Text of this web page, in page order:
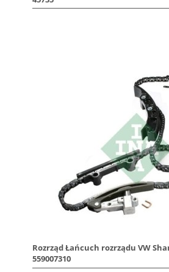
Rozrząd Łańcuch rozrządu VW
559007310